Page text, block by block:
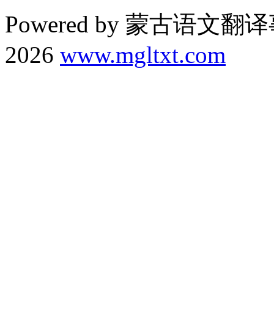
Powered by 蒙古语文翻
2026 www.mgltxt.com